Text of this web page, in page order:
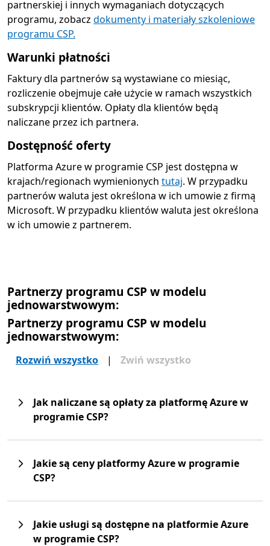
partnerskiej i innych wymaganiach dotyczących
programu, zobacz dokumenty i materiały szkoleniowe
programu CSP.
Warunki płatności
Faktury dla partnerów są wystawiane co miesiąc,
rozliczenie obejmuje całe użycie w ramach wszystkich
subskrypcji klientów. Opłaty dla klientów będą
naliczane przez ich partnera.
Dostępność oferty
Platforma Azure w programie CSP jest dostępna w
krajach/regionach wymienionych tutaj. W przypadku
partnerów waluta jest określona w ich umowie z firmą
Microsoft. W przypadku klientów waluta jest określona
w ich umowie z partnerem.
Partnerzy programu CSP w modelu
jednowarstwowym:
Partnerzy programu CSP w modelu
jednowarstwowym:
Rozwiń wszystko | Zwiń wszystko
Jak naliczane są opłaty za platformę Azure w
programie CSP?
Jakie są ceny platformy Azure w programie
CSP?
Jakie usługi są dostępne na platformie Azure
w programie CSP?